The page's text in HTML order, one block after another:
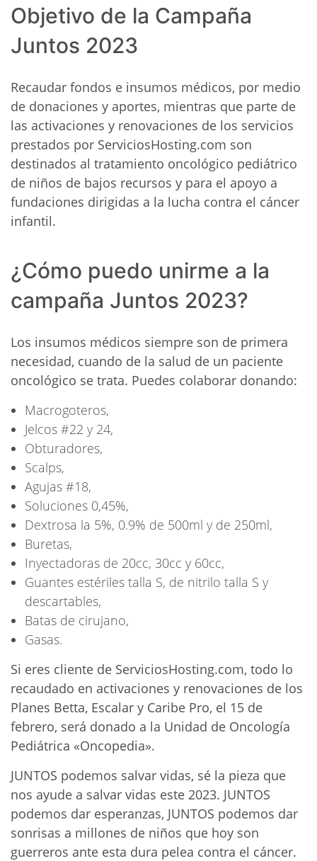
Objetivo de la Campaña
Juntos 2023
Recaudar fondos e insumos médicos, por medio
de donaciones y aportes, mientras que parte de
las activaciones y renovaciones de los servicios
prestados por ServiciosHosting.com son
destinados al tratamiento oncológico pediátrico
de niños de bajos recursos y para el apoyo a
fundaciones dirigidas a la lucha contra el cáncer
infantil.
¿Cómo puedo unirme a la
campaña Juntos 2023?
Los insumos médicos siempre son de primera
necesidad, cuando de la salud de un paciente
oncológico se trata. Puedes colaborar donando:
Macrogoteros,
Jelcos #22 y 24,
Obturadores,
Scalps,
Agujas #18,
Soluciones 0,45%,
Dextrosa la 5%, 0.9% de 500ml y de 250ml,
Buretas,
Inyectadoras de 20cc, 30cc y 60cc,
Guantes estériles talla S, de nitrilo talla S y
descartables,
Batas de cirujano,
Gasas.
Si eres cliente de ServiciosHosting.com, todo lo
recaudado en activaciones y renovaciones de los
Planes Betta, Escalar y Caribe Pro, el 15 de
febrero, será donado a la Unidad de Oncología
Pediátrica «Oncopedia».
JUNTOS podemos salvar vidas, sé la pieza que
nos ayude a salvar vidas este 2023. JUNTOS
podemos dar esperanzas, JUNTOS podemos dar
sonrisas a millones de niños que hoy son
guerreros ante esta dura pelea contra el cáncer.